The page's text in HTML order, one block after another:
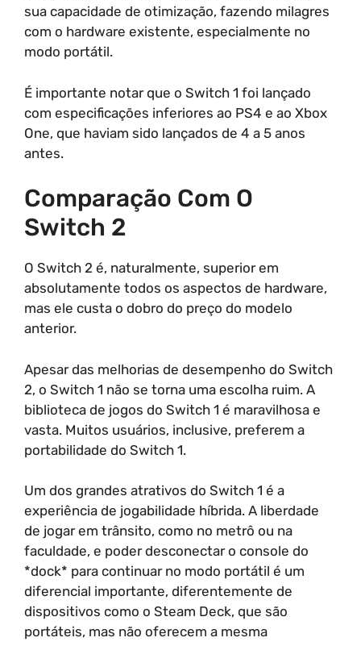
sua capacidade de otimização, fazendo milagres
com o hardware existente, especialmente no
modo portátil.
É importante notar que o Switch 1 foi lançado
com especificações inferiores ao PS4 e ao Xbox
One, que haviam sido lançados de 4 a 5 anos
antes.
Comparação Com O
Switch 2
O Switch 2 é, naturalmente, superior em
absolutamente todos os aspectos de hardware,
mas ele custa o dobro do preço do modelo
anterior.
Apesar das melhorias de desempenho do Switch
2, o Switch 1 não se torna uma escolha ruim. A
biblioteca de jogos do Switch 1 é maravilhosa e
vasta. Muitos usuários, inclusive, preferem a
portabilidade do Switch 1.
Um dos grandes atrativos do Switch 1 é a
experiência de jogabilidade híbrida. A liberdade
de jogar em trânsito, como no metrô ou na
faculdade, e poder desconectar o console do
*dock* para continuar no modo portátil é um
diferencial importante, diferentemente de
dispositivos como o Steam Deck, que são
portáteis, mas não oferecem a mesma